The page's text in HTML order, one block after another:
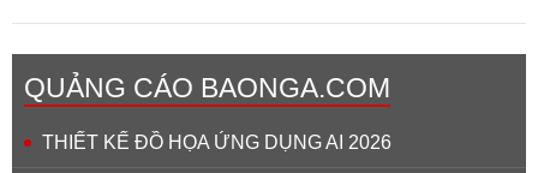
QUẢNG CÁO BAONGA.COM
THIẾT KẾ ĐỒ HỌA ỨNG DỤNG AI 2026